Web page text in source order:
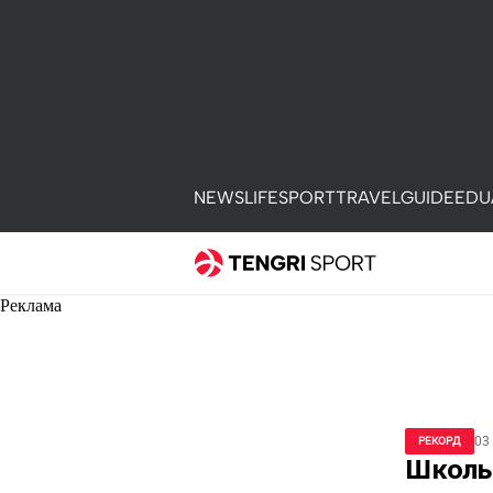
NEWSLIFESPORTTRAVELGUIDEEDU
Реклама
РЕКОРД 03